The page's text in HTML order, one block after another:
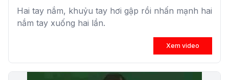
Hai tay nắm, khuỷu tay hơi gập rồi nhấn mạnh hai
nắm tay xuống hai lần.
Xem video